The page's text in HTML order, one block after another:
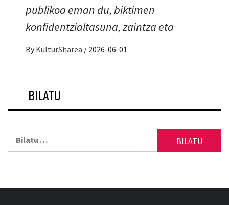
publikoa eman du, biktimen
konfidentzialtasuna, zaintza eta
By KulturSharea / 2026-06-01
BILATU